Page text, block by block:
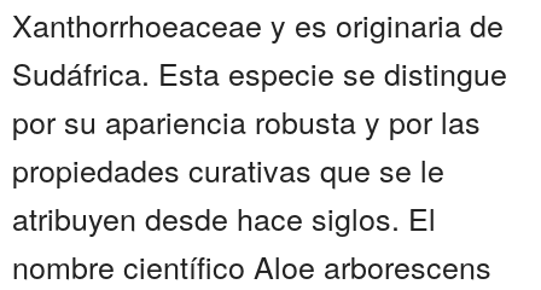
Xanthorrhoeaceae y es originaria de
Sudáfrica. Esta especie se distingue
por su apariencia robusta y por las
propiedades curativas que se le
atribuyen desde hace siglos. El
nombre científico Aloe arborescens